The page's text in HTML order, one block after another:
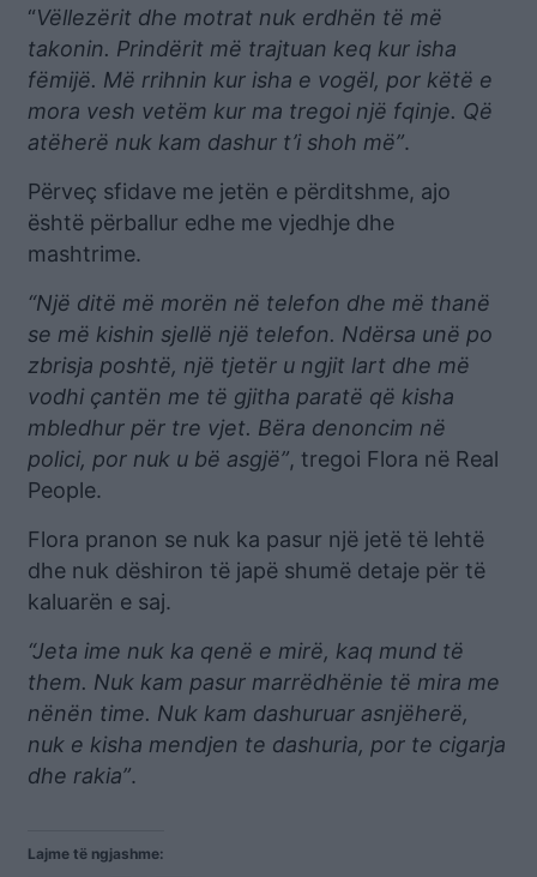
“Vëllezërit dhe motrat nuk erdhën të më
takonin. Prindërit më trajtuan keq kur isha
fëmijë. Më rrihnin kur isha e vogël, por këtë e
mora vesh vetëm kur ma tregoi një fqinje. Që
atëherë nuk kam dashur t’i shoh më”.
Përveç sfidave me jetën e përditshme, ajo
është përballur edhe me vjedhje dhe
mashtrime.
“Një ditë më morën në telefon dhe më thanë
se më kishin sjellë një telefon. Ndërsa unë po
zbrisja poshtë, një tjetër u ngjit lart dhe më
vodhi çantën me të gjitha paratë që kisha
mbledhur për tre vjet. Bëra denoncim në
polici, por nuk u bë asgjë”, tregoi Flora në Real
People.
Flora pranon se nuk ka pasur një jetë të lehtë
dhe nuk dëshiron të japë shumë detaje për të
kaluarën e saj.
“Jeta ime nuk ka qenë e mirë, kaq mund të
them. Nuk kam pasur marrëdhënie të mira me
nënën time. Nuk kam dashuruar asnjëherë,
nuk e kisha mendjen te dashuria, por te cigarja
dhe rakia”.
Lajme të ngjashme: